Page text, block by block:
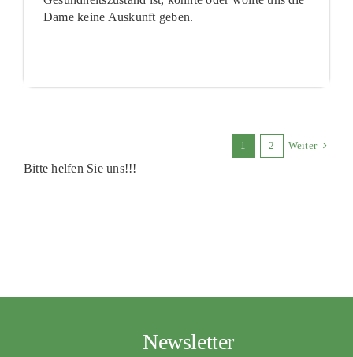
Dame keine Auskunft geben.
1 2 Weiter
Bitte helfen Sie uns!!!
Newsletter